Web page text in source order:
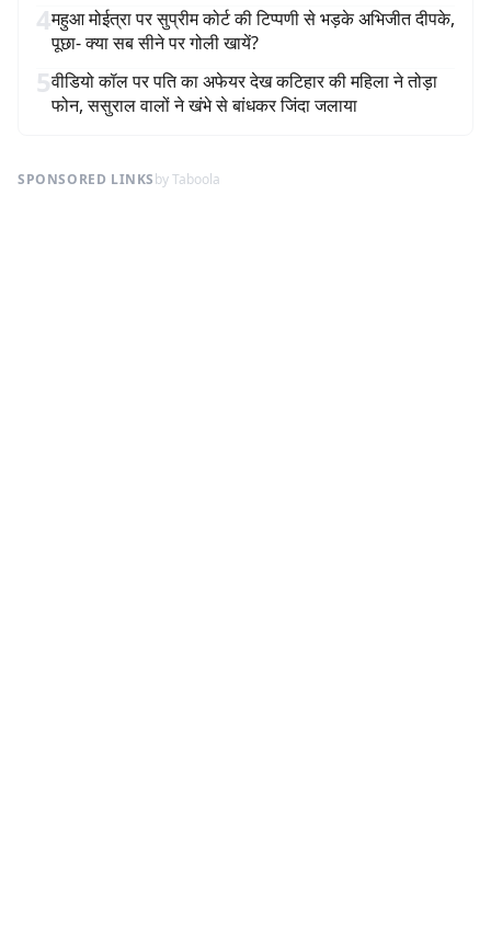
4महुआ मोईत्रा पर सुप्रीम कोर्ट की टिप्पणी से भड़के अभिजीत दीपके,
पूछा- क्या सब सीने पर गोली खायें?
5वीडियो कॉल पर पति का अफेयर देख कटिहार की महिला ने तोड़ा
फोन, ससुराल वालों ने खंभे से बांधकर जिंदा जलाया
SPONSORED LINKSby Taboola